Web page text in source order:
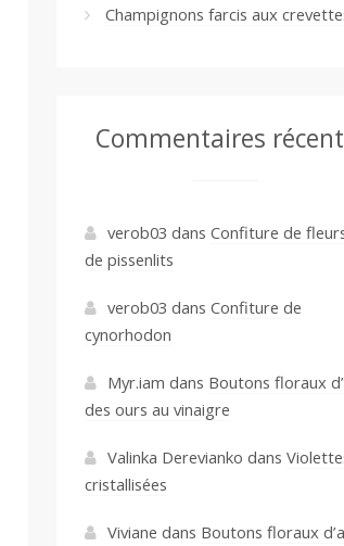
Champignons farcis aux
Commentaires
verob03 dans Confiture de
de pissenlits
verob03 dans Confiture de
cynorhodon
Myr.iam dans Boutons floraux
des ours au vinaigre
Valinka Derevianko dans
cristallisées
Viviane dans Boutons floraux